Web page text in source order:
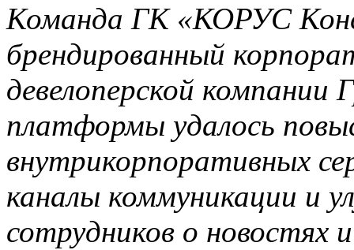
Команда ГК «КОРУС
брендированный
девелоперской
платформы удалось
внутрикорпоративных
каналы коммуникации и
сотрудников о новостях